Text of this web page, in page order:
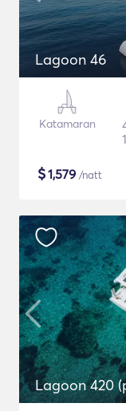
Lagoon 46
Katamaran
$1,579 /natt
Lagoon 420